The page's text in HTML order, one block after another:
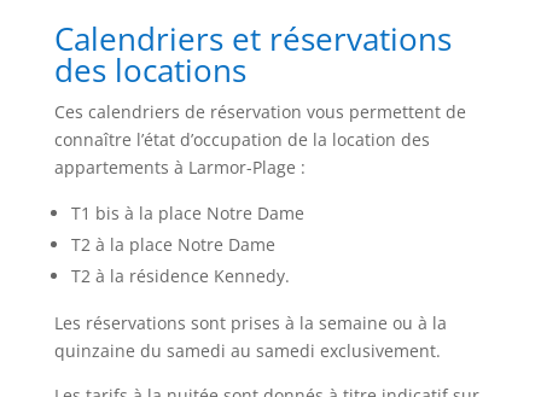
Calendriers et réservations
des locations
Ces calendriers de réservation vous permettent de
connaître l’état d’occupation de la location des
appartements à Larmor-Plage :
T1 bis à la place Notre Dame
T2 à la place Notre Dame
T2 à la résidence Kennedy.
Les réservations sont prises à la semaine ou à la
quinzaine du samedi au samedi exclusivement.